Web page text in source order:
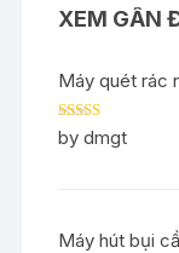
XEM GẦN
Máy quét rác
Rated5out
of 5
by dmgt
Máy hút bụi